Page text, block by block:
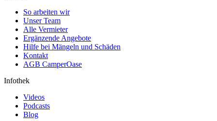
So arbeiten wir
Unser Team
Alle Vermieter
Ergänzende Angebote
Hilfe bei Mängeln und Schäden
Kontakt
AGB CamperOase
Infothek
Videos
Podcasts
Blog